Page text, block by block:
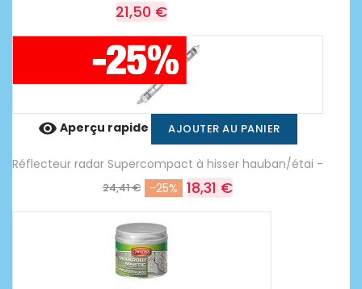
21,50 €
 Aperçu rapide AJOUTER AU PANIER
Réflecteur radar Supercompact à hisser hauban/étai -
24,41 € -25% 18,31 €